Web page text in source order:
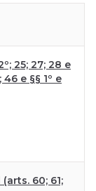
25; 27; 28 e
e §§ 1º e
60; 61;